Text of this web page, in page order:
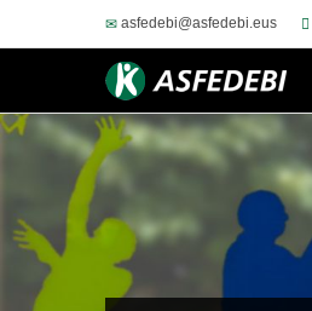
asfedebi@asfedebi.eus